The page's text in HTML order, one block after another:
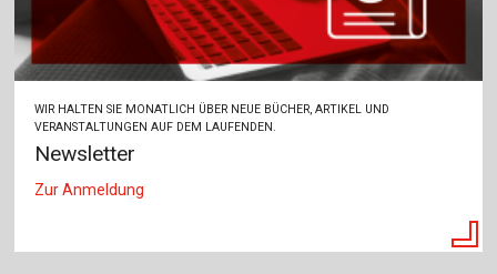
WIR HALTEN SIE MONATLICH ÜBER NEUE BÜCHER, ARTIKEL UND
VERANSTALTUNGEN AUF DEM LAUFENDEN.
Newsletter
Zur Anmeldung